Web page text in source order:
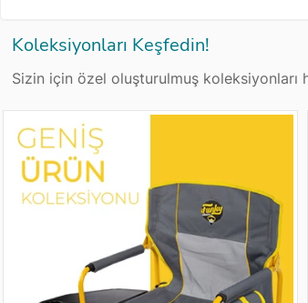
Koleksiyonları Keşfedin!
Sizin için özel oluşturulmuş koleksiyonları